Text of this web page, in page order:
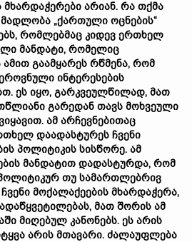
არიან. რა თქმა
„ქართული ოცნების“
რომლებმაც კიდევ ერთხელ
მანდატი, რომელიც
გაამყარეს რწმენა, რომ
ინტერესების
ეს იყო, გარკვეულწილად, მათ
გარედან თავს მოხვეული
ამ არჩევნებითაც
დაადასტურეს ჩვენი
პოლიტიკის სისწორე. ამ
მანდატით დადასტურდა, რომ
თუ სამართლებრივ
მოქალაქეების მხარდაჭერა,
მათ შორის ამ
მიღებულ კანონებს. ეს არის
არის მთავარი. ძალაუფლება